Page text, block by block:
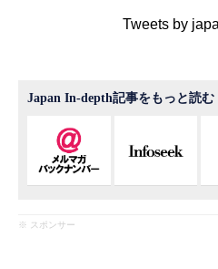
Tweets by
Japan In-depth記事をもっと読む
※ スポンサー